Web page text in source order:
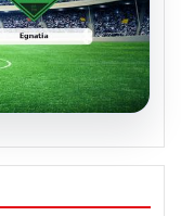
ve Kritik